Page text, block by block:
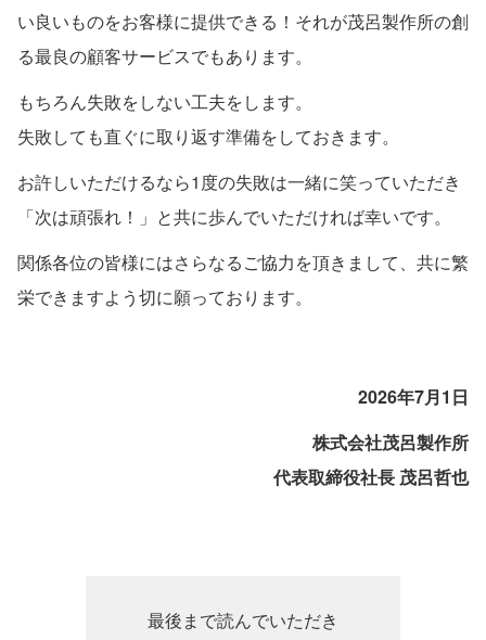
い良いものをお客様に提供できる！それが茂呂製作所の創
る最良の顧客サービスでもあります。
もちろん失敗をしない工夫をします。
失敗しても直ぐに取り返す準備をしておきます。
お許しいただけるなら1度の失敗は一緒に笑っていただき
「次は頑張れ！」と共に歩んでいただければ幸いです。
関係各位の皆様にはさらなるご協力を頂きまして、共に繁
栄できますよう切に願っております。
2026年7月1日
株式会社茂呂製作所
代表取締役社長 茂呂哲也
最後まで読んでいただき